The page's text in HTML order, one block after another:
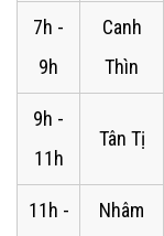
7h -
9h
Canh
Thìn
9h -
11h
Tân Tị
11h -
Nhâm